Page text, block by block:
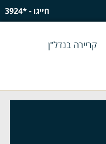
חייגו - *3924
קריירה בנדל"ן